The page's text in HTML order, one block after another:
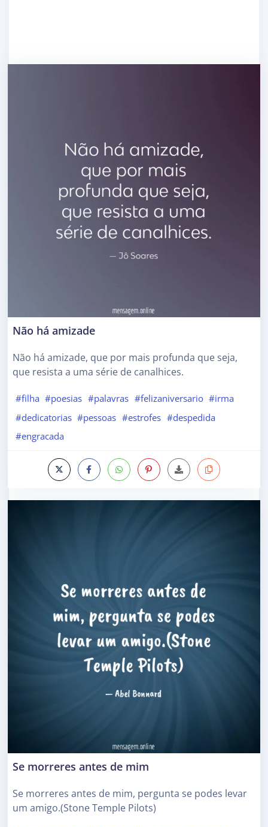
Não há amizade
Não há amizade, que por mais profunda que seja,
que resista a uma série de canalhices.
#filha #poesias #palavras #felizaniversario #irma
#dedicatorias #pessoas #estrofes #despedida
#engracada
Se morreres antes de mim
Se morreres antes de mim, pergunta se podes levar
um amigo.(Stone Temple Pilots)